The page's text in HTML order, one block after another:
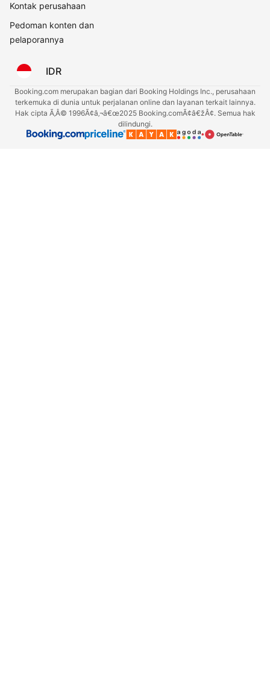
Kontak perusahaan
Pedoman konten dan
pelaporannya
IDR
Booking.com merupakan bagian dari Booking Holdings Inc., perusahaan
terkemuka di dunia untuk perjalanan online dan layanan terkait lainnya.
Hak cipta Ã‚Â© 1996Ã¢â‚¬â€œ2025 Booking.comÃ¢â€žÂ¢. Semua hak
dilindungi.